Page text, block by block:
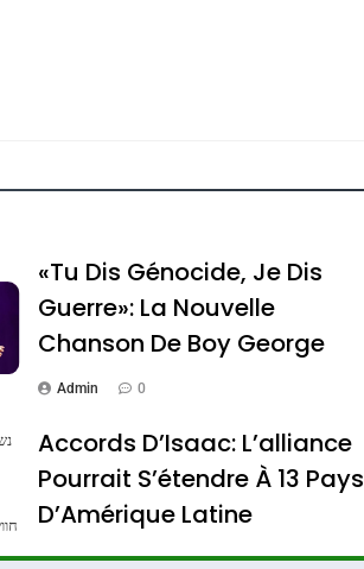
«Tu Dis Génocide, Je Dis
Guerre»: La Nouvelle
Chanson De Boy George
Admin 0
Accords D’Isaac: L’alliance
Pourrait S’étendre À 13 Pays
D’Amérique Latine
Admin 0